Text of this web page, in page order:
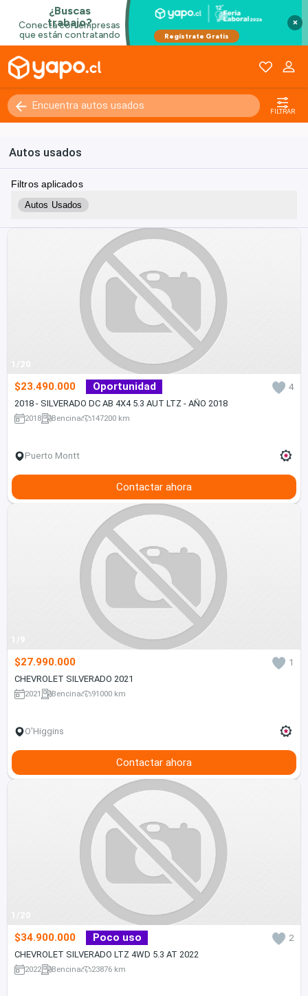
×
FILTRAR
Autos usados
Filtros aplicados
Autos Usados
1/20
$23.490.000 Oportunidad
4
2018 - SILVERADO DC AB 4X4 5.3 AUT LTZ - AÑO 2018
2018 Bencina 147200 km
Puerto Montt
Contactar ahora
1/9
$27.990.000
1
CHEVROLET SILVERADO 2021
2021 Bencina 91000 km
O'Higgins
Contactar ahora
1/20
$34.900.000 Poco uso
2
CHEVROLET SILVERADO LTZ 4WD 5.3 AT 2022
2022 Bencina 23876 km